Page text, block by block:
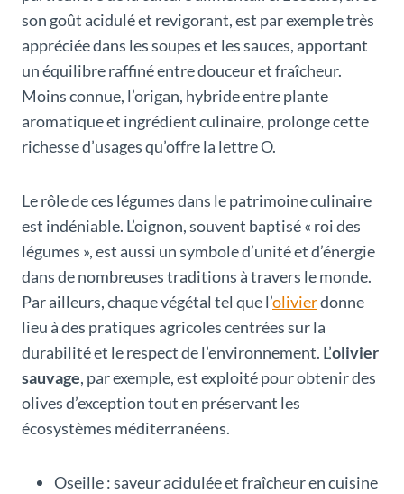
son goût acidulé et revigorant, est par exemple très
appréciée dans les soupes et les sauces, apportant
un équilibre raffiné entre douceur et fraîcheur.
Moins connue, l’origan, hybride entre plante
aromatique et ingrédient culinaire, prolonge cette
richesse d’usages qu’offre la lettre O.
Le rôle de ces légumes dans le patrimoine culinaire
est indéniable. L’oignon, souvent baptisé « roi des
légumes », est aussi un symbole d’unité et d’énergie
dans de nombreuses traditions à travers le monde.
Par ailleurs, chaque végétal tel que l’olivierdonne
lieu à des pratiques agricoles centrées sur la
durabilité et le respect de l’environnement. L’olivier
sauvage, par exemple, est exploité pour obtenir des
olives d’exception tout en préservant les
écosystèmes méditerranéens.
Oseille : saveur acidulée et fraîcheur en cuisine